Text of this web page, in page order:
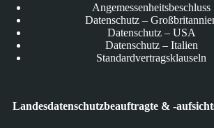
Angemessenheitsbeschluss
Datenschutz –
Datenschutz – USA
Datenschutz – Italien
Standardvertragsklauseln
Landesdatenschutzbeauftragte & -